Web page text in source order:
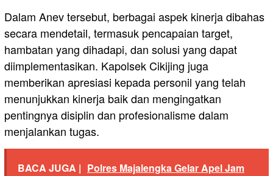
Dalam Anev tersebut, berbagai aspek kinerja dibahas
secara mendetail, termasuk pencapaian target,
hambatan yang dihadapi, dan solusi yang dapat
diimplementasikan. Kapolsek Cikijing juga
memberikan apresiasi kepada personil yang telah
menunjukkan kinerja baik dan mengingatkan
pentingnya disiplin dan profesionalisme dalam
menjalankan tugas.
BACA JUGA | Polres Majalengka Gelar Apel Jam